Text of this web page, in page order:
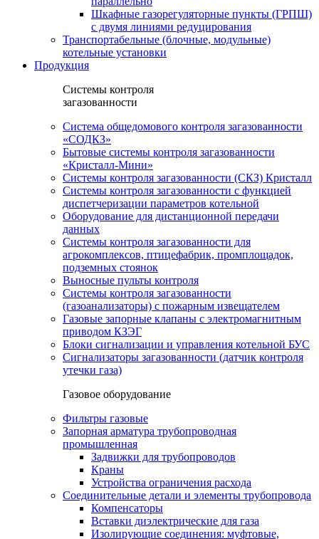
Шкафные газорегуляторные пункты (ГРПШ)
c двумя линиями редуцирования
Транспортабельные (блочные, модульные)
котельные установки
Продукция
Системы контроля
загазованности
Система общедомового контроля загазованности
«СОДКЗ»
Бытовые системы контроля загазованности
«Кристалл-Мини»
Системы контроля загазованности (СКЗ) Кристалл
Системы контроля загазованности с функцией
диспетчеризации параметров котельной
Оборудование для дистанционной передачи
данных
Системы контроля загазованности для
агрокомплексов, птицефабрик, промплощадок,
подземных стоянок
Выносные пульты контроля
Системы контроля загазованности
(газоанализаторы) с пожарным извещателем
Газовые запорные клапаны с электромагнитным
приводом КЗЭГ
Блоки сигнализации и управления котельной БУС
Сигнализаторы загазованности (датчик контроля
утечки газа)
Газовое оборудование
Фильтры газовые
Запорная арматура трубопроводная
промышленная
Задвижки для трубопроводов
Краны
Устройства ограничения расхода
Соединительные детали и элементы трубопровода
Компенсаторы
Вставки диэлектрические для газа
Изолирующие соединения: муфтовые,